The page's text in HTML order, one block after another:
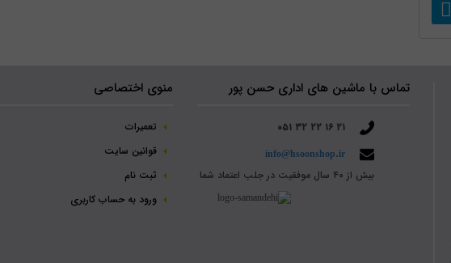
تماس با ماشین های اداری حسن پور
۰۵۱ ۳۲ ۲۲ ۱۶ ۲۱
info@hsoonshop.ir
بیش از ۴۰ سال موفقیت در جلب اعتماد شما
منوی اختصاصی
تعمیرات
قوانین سایت
ثبت نام‌
ورود به حساب کاربری